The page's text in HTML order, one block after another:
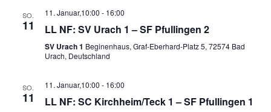
SO.
11
11. Januar,10:00 - 16:00
LL NF: SV Urach 1 – SF Pfullingen 2
SV Urach 1 Beginenhaus, Graf-Eberhard-Platz 5, 72574 Bad
Urach, Deutschland
SO.
11
11. Januar,10:00 - 16:00
LL NF: SC Kirchheim/Teck 1 – SF Pfullingen 1